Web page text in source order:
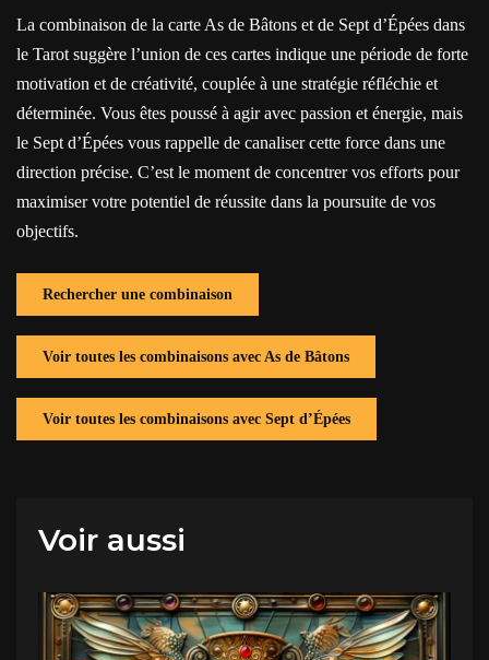
La combinaison de la carte As de Bâtons et de Sept d’Épées dans
le Tarot suggère l’union de ces cartes indique une période de forte
motivation et de créativité, couplée à une stratégie réfléchie et
déterminée. Vous êtes poussé à agir avec passion et énergie, mais
le Sept d’Épées vous rappelle de canaliser cette force dans une
direction précise. C’est le moment de concentrer vos efforts pour
maximiser votre potentiel de réussite dans la poursuite de vos
objectifs.
Rechercher une combinaison
Voir toutes les combinaisons avec As de Bâtons
Voir toutes les combinaisons avec Sept d’Épées
Voir aussi